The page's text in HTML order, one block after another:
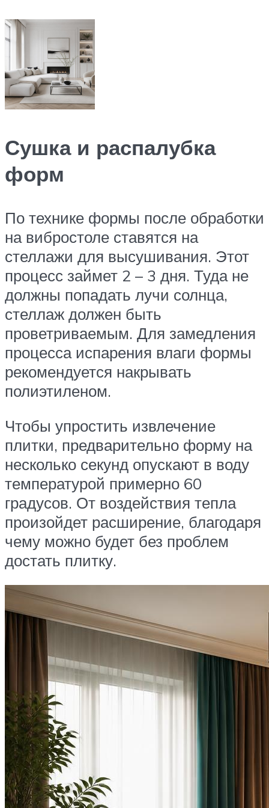
Сушка и распалубка
форм
По технике формы после обработки
на вибростоле ставятся на
стеллажи для высушивания. Этот
процесс займет 2 – 3 дня. Туда не
должны попадать лучи солнца,
стеллаж должен быть
проветриваемым. Для замедления
процесса испарения влаги формы
рекомендуется накрывать
полиэтиленом.
Чтобы упростить извлечение
плитки, предварительно форму на
несколько секунд опускают в воду
температурой примерно 60
градусов. От воздействия тепла
произойдет расширение, благодаря
чему можно будет без проблем
достать плитку.